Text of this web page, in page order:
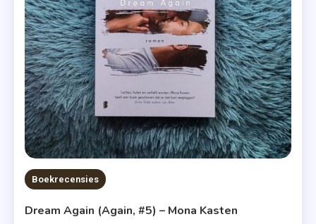
Boekrecensies
Dream Again (Again, #5) – Mona Kasten